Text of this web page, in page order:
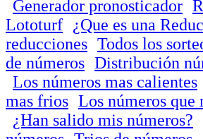
Generador pronosticador
Lototurf
¿Que es una
reducciones Todos los
de números Distribución
Los números mas calientes
mas frios Los números que
¿Han salido mis números?